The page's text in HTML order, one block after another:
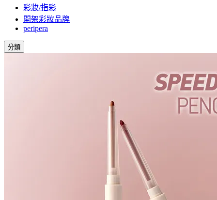
彩妝/指彩
開架彩妝品牌
peripera
分類